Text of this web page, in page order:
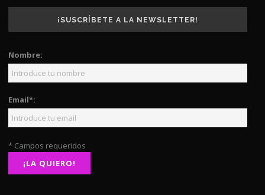
¡SUSCRÍBETE A LA NEWSLETTER!
Nombre:
Email*:
* Campos requeridos